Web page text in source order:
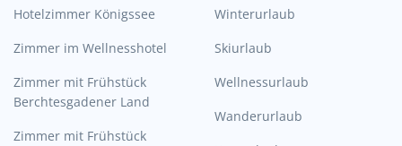
Hotelzimmer Königssee
Zimmer im Wellnesshotel
Zimmer mit Frühstück
Berchtesgadener Land
Zimmer mit Frühstück
Winterurlaub
Skiurlaub
Wellnessurlaub
Wanderurlaub